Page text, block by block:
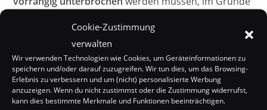
Cookie-Zustimmung
verwalten
Wir verwenden Technologien wie Cookies, um Geräteinformationen zu
speichern und/oder darauf zuzugreifen. Wir tun dies, um das Browsing-
Erlebnis zu verbessern und um (nicht) personalisierte Werbung
anzuzeigen. Wenn du nicht zustimmst oder die Zustimmung widerrufst,
kann dies bestimmte Merkmale und Funktionen beeinträchtigen.
unterbrechen, das ist immer besser als gar nicht),
zudem beschwören sie gelegentlich einTotem,
welches ihr sofortfokussensolltet.
3. Boss (Sporenrufer Zancha)